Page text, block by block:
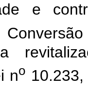
e
no